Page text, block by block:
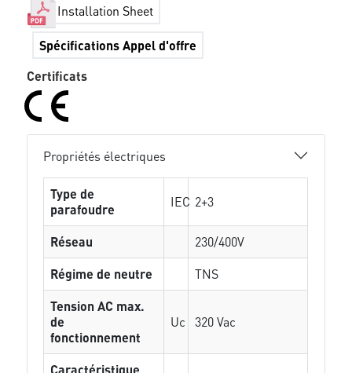
Installation Sheet
Spécifications Appel d'offre
Certificats
Propriétés électriques
Type de
parafoudre
IEC 2+3
Réseau
230/400V
Régime de neutre
TNS
Tension AC max.
de
fonctionnement
Uc 320 Vac
Caractéristique